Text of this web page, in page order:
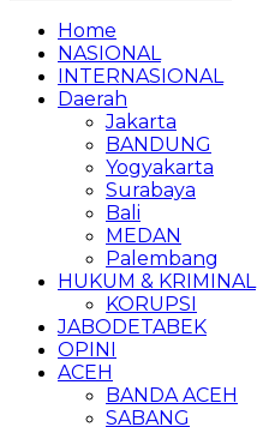
Home
NASIONAL
INTERNASIONAL
Daerah
Jakarta
BANDUNG
Yogyakarta
Surabaya
Bali
MEDAN
Palembang
HUKUM & KRIMINAL
KORUPSI
JABODETABEK
OPINI
ACEH
BANDA ACEH
SABANG